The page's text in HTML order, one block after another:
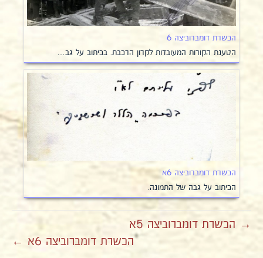
הכשרת דומברוביצה 6
הטענת הקורות המעובדות לקרון הרכבת. בכיתוב על גב…
הכשרת דומברוביצה 6א
הכיתוב על גבה של התמונה.
→ הכשרת דומברוביצה 5א
הכשרת דומברוביצה 6א ←